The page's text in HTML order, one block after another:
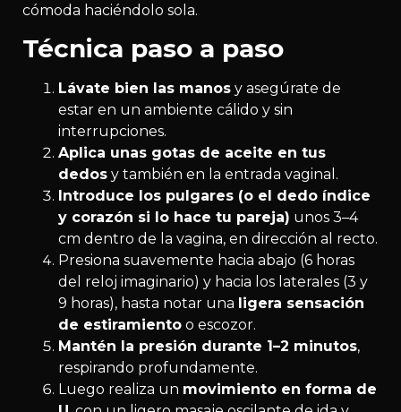
cómoda haciéndolo sola.
Técnica paso a paso
Lávate bien las manos y asegúrate de
estar en un ambiente cálido y sin
interrupciones.
Aplica unas gotas de aceite en tus
dedos y también en la entrada vaginal.
Introduce los pulgares (o el dedo índice
y corazón si lo hace tu pareja) unos 3–4
cm dentro de la vagina, en dirección al recto.
Presiona suavemente hacia abajo (6 horas
del reloj imaginario) y hacia los laterales (3 y
9 horas), hasta notar una ligera sensación
de estiramiento o escozor.
Mantén la presión durante 1–2 minutos,
respirando profundamente.
Luego realiza un movimiento en forma de